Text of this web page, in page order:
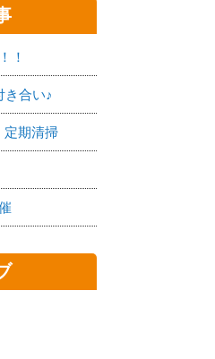
！
き合い♪
期清掃